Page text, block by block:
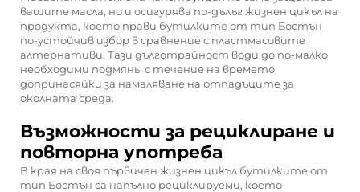
вашите масла, но и осигурява по-дълъг жизнен цикъл на
продукта, което прави бутилките от тип Бостън
по-устойчив избор в сравнение с пластмасовите
алтернативи. Тази дълготрайност води до по-малко
необходими подмяны с течение на времето,
допринасяйки за намаляване на отпадъците за
околната среда.
Възможности за рециклиране и
повторна употреба
В края на своя първичен жизнен цикъл бутилките от
тип Бостън са напълно рециклируеми, което